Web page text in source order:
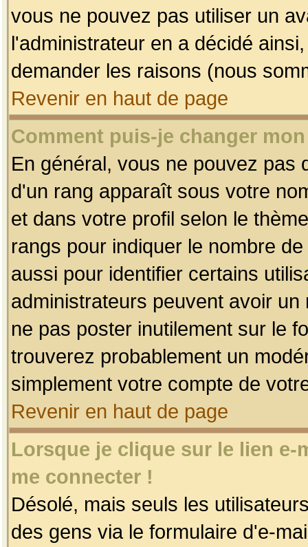
vous ne pouvez pas utiliser un
l'administrateur en a décidé
demander les raisons (nous
Revenir en haut de page
Comment puis-je changer
En général, vous ne pouvez pas
d'un rang apparaît sous votre
et dans votre profil selon le
rangs pour indiquer le nombre
aussi pour identifier certains
administrateurs peuvent avoir
ne pas poster inutilement sur le
trouverez probablement un
simplement votre compte de
Revenir en haut de page
Lorsque je clique sur le lien
me connecter !
Désolé, mais seuls les
des gens via le formulaire d'e-